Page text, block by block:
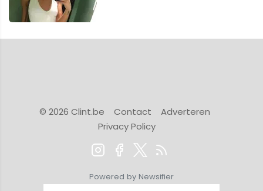
© 2026 Clint.be Contact
Adverteren
Privacy Policy
Powered by Newsifier